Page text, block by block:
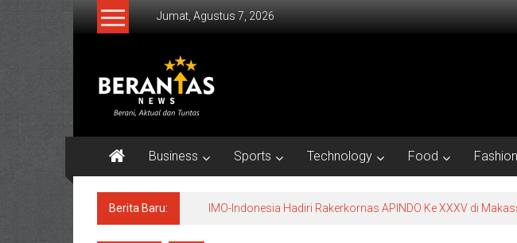
Lompat
Jumat, Agustus 7, 2026
BERANTAS
NEWS
Tuntas.
Business Sports Technology Food Fashion
Berita Baru: IMO-Indonesia Hadiri Rakerkornas APINDO Ke XXXV di